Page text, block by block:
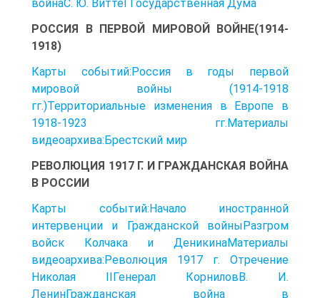
войнаС. Ю. ВиттеI Государственная Дума
РОССИЯ В ПЕРВОЙ МИРОВОЙ ВОЙНЕ(1914-
1918)
Карты событий:Россия в годы первой
мировой войны (1914-1918
гг.)Территориальные изменения в Европе в
1918-1923 гг.Материалы
видеоархива:Брестский мир
РЕВОЛЮЦИЯ 1917 Г. И ГРАЖДАНСКАЯ ВОЙНА
В РОССИИ
Карты событий:Начало иностранной
интервенции и Гражданской войныРазгром
войск Колчака и ДеникинаМатериалы
видеоархива:Революция 1917 г. Отречение
Николая IIГенерал КорниловВ. И.
ЛенинГражданская война в